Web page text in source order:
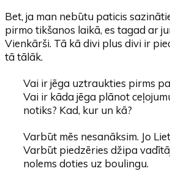
Bet, ja man nebūtu paticis
pirmo tikšanos laikā, es tagad ar
Vienkārši. Tā kā divi plus divi ir
tā tālāk.
Vai ir jēga uztraukties pirms
Vai ir kāda jēga plānot
notiks? Kad, kur un kā?
Varbūt mēs nesanāksim. Jo
Varbūt piedzēries džipa
nolems doties uz boulingu.